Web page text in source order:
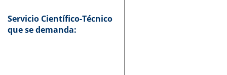
Servicio Científico-Técnico
que se demanda: